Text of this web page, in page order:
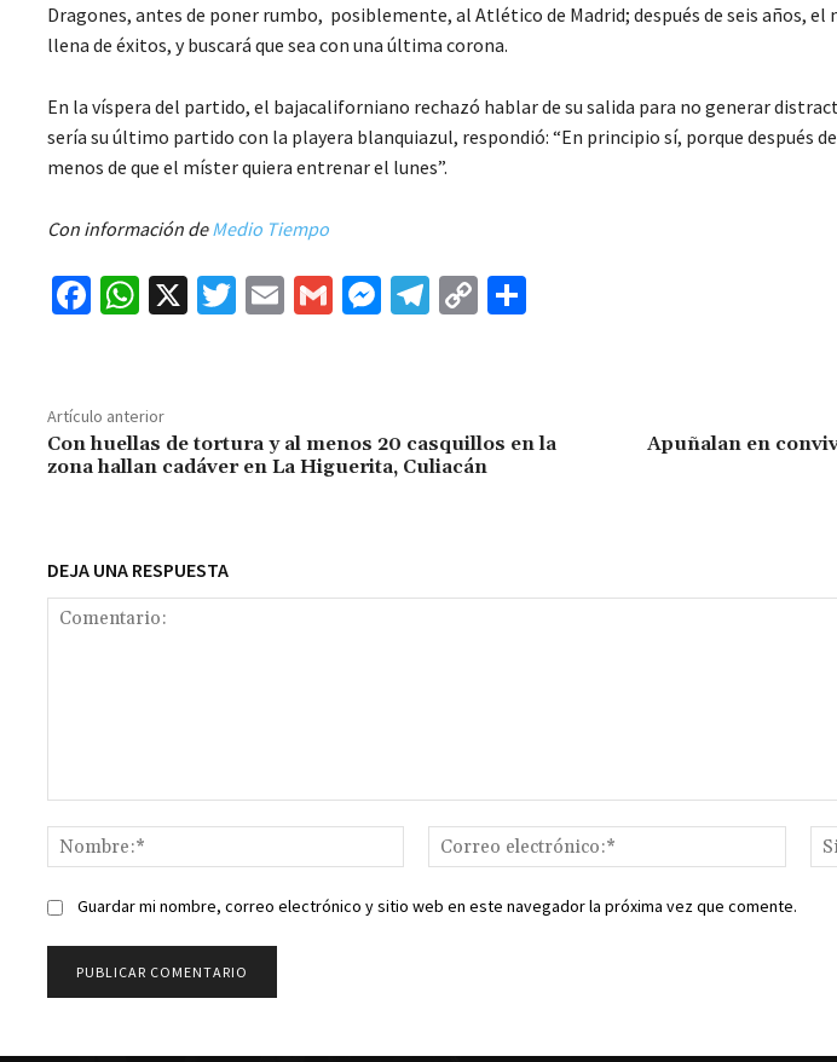
Dragones, antes de poner rumbo, posiblemente, al Atlético de Madrid; después de seis años,
llena de éxitos, y buscará que sea con una última corona.
En la víspera del partido, el bajacaliforniano rechazó hablar de su salida para no generar
sería su último partido con la playera blanquiazul, respondió: “En principio sí, porque después
menos de que el míster quiera entrenar el lunes”.
Con información deMedio Tiempo
Fa
o
o
k
W
sA
p
p
X
T
E
G
M
ge
r
Te
m
C
Li
n
ar
Artículo anterior
Con huellas de tortura y al menos 20 casquillos en la
zona hallan cadáver en La Higuerita, Culiacán
Apuñalan en
DEJA UNA RESPUESTA
Nombre:*
Correo
Guardar mi nombre, correo electrónico y sitio web en este navegador la próxima vez que comente.